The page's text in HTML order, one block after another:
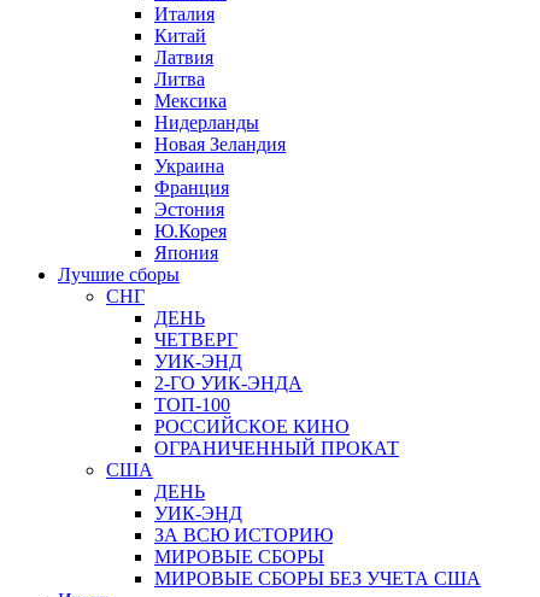
Италия
Китай
Латвия
Литва
Мексика
Нидерланды
Новая Зеландия
Украина
Франция
Эстония
Ю.Корея
Япония
Лучшие сборы
СНГ
ДЕНЬ
ЧЕТВЕРГ
УИК-ЭНД
2-ГО УИК-ЭНДА
ТОП-100
РОССИЙСКОЕ КИНО
ОГРАНИЧЕННЫЙ ПРОКАТ
США
ДЕНЬ
УИК-ЭНД
ЗА ВСЮ ИСТОРИЮ
МИРОВЫЕ СБОРЫ
МИРОВЫЕ СБОРЫ БЕЗ УЧЕТА США